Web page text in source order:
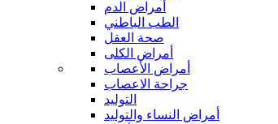
أمراض الدم
الطب الباطني
صحة العقل
أمراض الكلى
أمراض الأعصاب
جراحة الاعصاب
التوليد
أمراض النساء والتوليد